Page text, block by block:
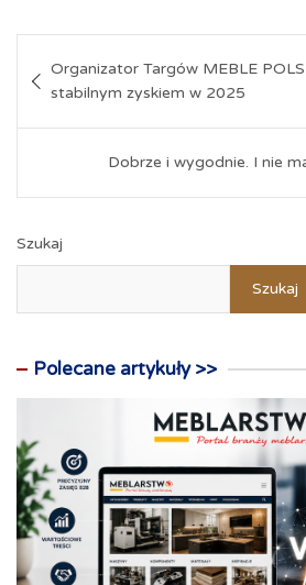
b
o
k
e
I
n
e
e
s
e
g
e
s
p
p
l
t
r
d
e
wpisu
Organizator Targów MEBLE
stabilnym zyskiem w 2025
Dobrze i wygodnie. I nie
Szukaj
Szukaj
Polecane artykuły >>